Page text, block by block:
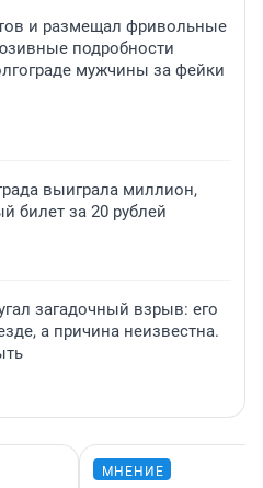
и размещал фривольные
подробности
мужчины за фейки
выиграла миллион,
билет за 20 рублей
загадочный взрыв: его
а причина неизвестна.
МНЕНИЕ